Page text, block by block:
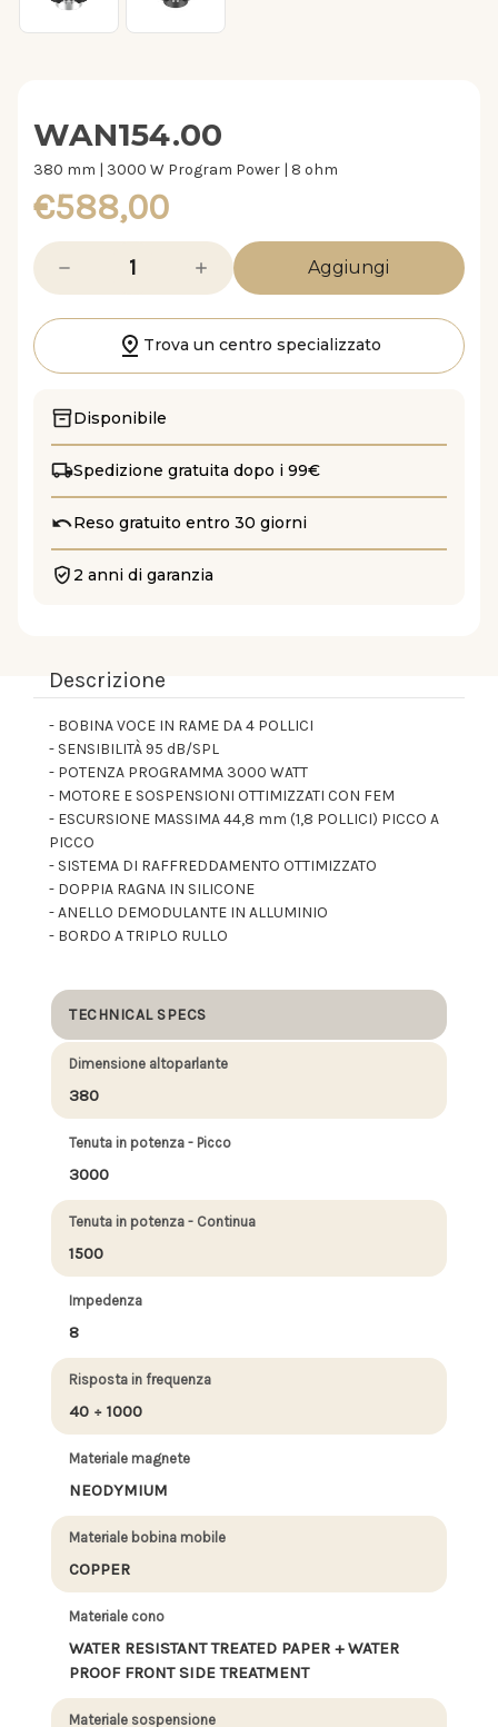
WAN154.00
380 mm | 3000 W Program Power | 8 ohm
€588,00
Diminuisci
quantità
di
Aumenta
quantità
di
Trova un centro specializzato
Disponibile
Spedizione gratuita dopo i 99€
Reso gratuito entro 30 giorni
2 anni di garanzia
Descrizione
- BOBINA VOCE IN RAME DA 4 POLLICI
- SENSIBILITÀ 95 dB/SPL
- POTENZA PROGRAMMA 3000 WATT
- MOTORE E SOSPENSIONI OTTIMIZZATI CON FEM
- ESCURSIONE MASSIMA 44,8 mm (1,8 POLLICI) PICCO A
PICCO
- SISTEMA DI RAFFREDDAMENTO OTTIMIZZATO
- DOPPIA RAGNA IN SILICONE
- ANELLO DEMODULANTE IN ALLUMINIO
- BORDO A TRIPLO RULLO
TECHNICAL SPECS
Dimensione altoparlante
380
Tenuta in potenza - Picco
3000
Tenuta in potenza - Continua
1500
Impedenza
8
Risposta in frequenza
40 ÷ 1000
Materiale magnete
NEODYMIUM
Materiale bobina mobile
COPPER
Materiale cono
WATER RESISTANT TREATED PAPER + WATER
PROOF FRONT SIDE TREATMENT
Materiale sospensione